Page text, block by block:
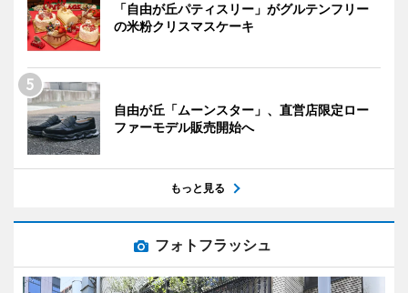
「自由が丘パティスリー」がグルテンフリー
の米粉クリスマスケーキ
自由が丘「ムーンスター」、直営店限定ロー
ファーモデル販売開始へ
もっと見る
フォトフラッシュ